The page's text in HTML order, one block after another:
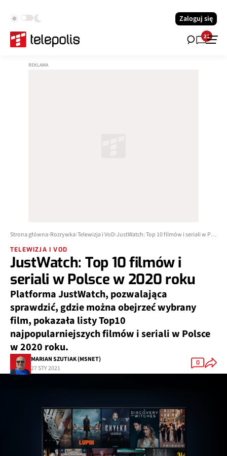
Zaloguj się
21
Strona główna Rozrywka Telewizja i VoD
TELEWIZJA I VOD
JustWatch: Top 10 filmów i
seriali w Polsce w 2020 roku
Platforma JustWatch, pozwalająca
sprawdzić, gdzie można obejrzeć wybrany
film, pokazała listy Top10
najpopularniejszych filmów i seriali w Polsce
w 2020 roku.
MARIAN SZUTIAK (MSNET)
27 STY 2021
0